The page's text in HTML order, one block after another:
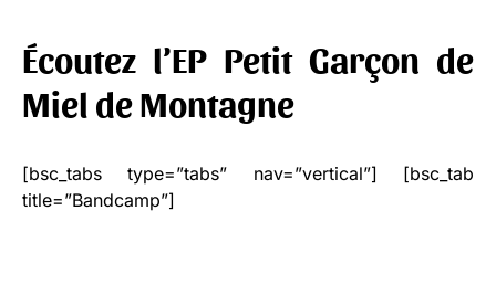
Écoutez l’EP Petit Garçon de
Miel de Montagne
[bsc_tabs type=”tabs” nav=”vertical”] [bsc_tab
title=”Bandcamp”]